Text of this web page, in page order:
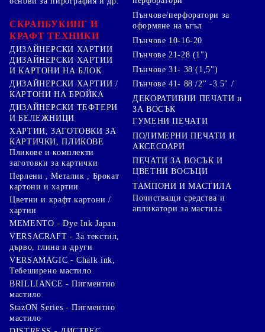
СКРАПБУКИНГ И
КРАФТ ТЕХНИКИ
ДИЗАЙНЕРСКИ ХАРТИИ
ДИЗАЙНЕРСКИ ХАРТИИ
И КАРТОНИ НА БЛОК
ДИЗАЙНЕРСКИ ХАРТИИ /
КАРТОНИ НА БРОЙКА
ДИЗАЙНЕРСКИ ТЕФТЕРИ
И БЕЛЕЖНИЦИ
ХАРТИИ, ЗАГОТОВКИ ЗА
КАРТИЧКИ, ПЛИКОВЕ
Пликове и комплекти
заготовки за картички
Перлени , Металик , Брокат
картони и хартии
Цветни и крафт картони /
хартии
Пънчове/перфоратори за
оформяне на ъгъл
Пънчове 10-16-20
Пънчове 21-28 (1")
Пънчове 31- 38 (1,5")
Пънчове 41- 88 /2" -3.5" /
ДЕКОРАТИВНИ ПЕЧАТИ и
ЗА ВОСЪК
ГУМЕНИ ПЕЧАТИ
ПОЛИМЕРНИ ПЕЧАТИ И
АКСЕСОАРИ
ПЕЧАТИ ЗА ВОСЪК И
ЦВЕТНИ ВОСЪЦИ
ТАМПОНИ И МАСТИЛА
Почистващи средства и
апликатори за мастила
MEMENTO - Dye Ink Japan
VERSACRAFT - За текстил,
дърво, глина и други
VERSAMAGIC - Chalk ink,
Тебеширено мастило
BRILLIANCE - Пигментно
мастило
StazON Series - Пигментно
мастило